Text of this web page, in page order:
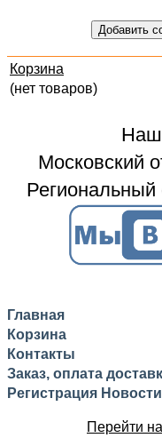
Корзина
(нет товаров)
Московский
Региональный
Главная
Корзина
Контакты
Заказ, оплата
Регистрация Новости
Перейти